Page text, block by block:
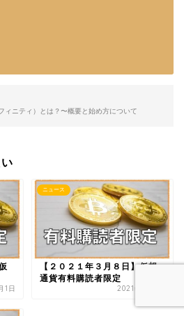
ィニティ）とは？〜概要と始め方について
1日
ニュース
【２０２１年３月８日】仮想
通貨有料購読者限定
2021年3月8日